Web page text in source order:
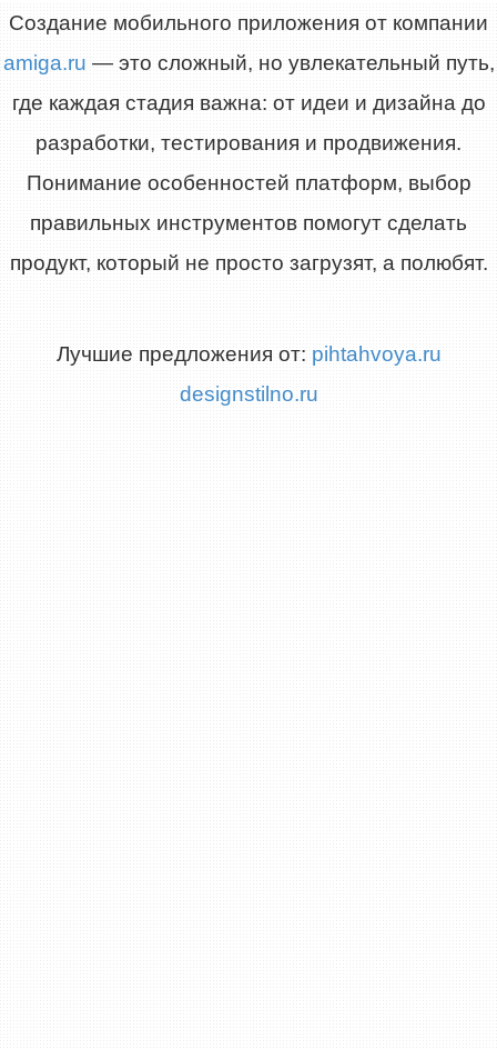
Создание мобильного приложения от компании
amiga.ru — это сложный, но увлекательный путь,
где каждая стадия важна: от идеи и дизайна до
разработки, тестирования и продвижения.
Понимание особенностей платформ, выбор
правильных инструментов помогут сделать
продукт, который не просто загрузят, а полюбят.
Лучшие предложения от: pihtahvoya.ru
designstilno.ru